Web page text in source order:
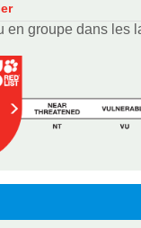
groupe dans les